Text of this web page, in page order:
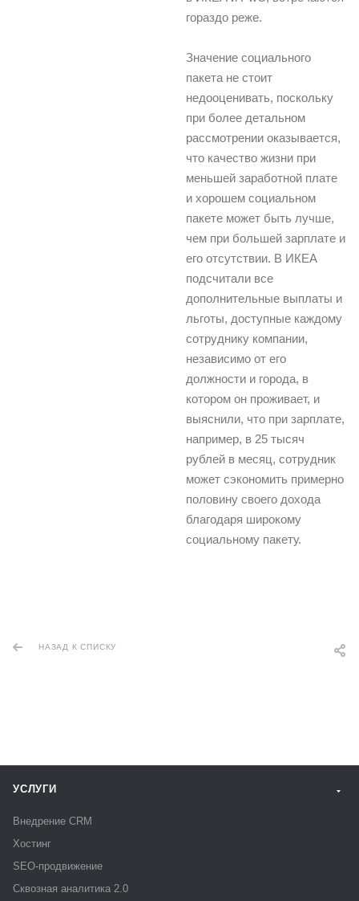
гораздо реже.
Значение социального
пакета не стоит
недооценивать, поскольку
при более детальном
рассмотрении оказывается,
что качество жизни при
меньшей заработной плате
и хорошем социальном
пакете может быть лучше,
чем при большей зарплате и
его отсутствии. В ИКЕА
подсчитали все
дополнительные выплаты и
льготы, доступные каждому
сотруднику компании,
независимо от его
должности и города, в
котором он проживает, и
выяснили, что при зарплате,
например, в 25 тысяч
рублей в месяц, сотрудник
может сэкономить примерно
половину своего дохода
благодаря широкому
социальному пакету.
НАЗАД К СПИСКУ
УСЛУГИ
Внедрение CRM
Хостинг
SEO-продвижение
Сквозная аналитика 2.0